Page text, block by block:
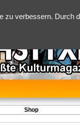
zu verbessern.
Shop